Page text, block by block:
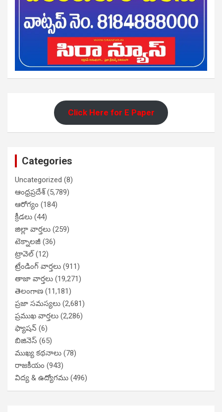
Click Here for E Paper
Categories
Uncategorized (8)
ఆంధ్రప్రదేశ్(5,789)
ఆరోగ్యం (184)
క్రీడలు (44)
జిల్లా వార్తలు (259)
టెక్నాలజీ (36)
ట్రావెల్(12)
ట్రేండింగ్ వార్తలు (911)
తాజా వార్తలు (19,271)
తెలంగాణ (11,181)
ప్రజా సమస్యలు (2,681)
ప్రముఖ వార్తలు (2,286)
ఫ్యాషన్ (6)
బిజినెస్ (65)
ముఖ్య కథనాలు (78)
రాజకీయం (943)
విద్య & ఉద్యోగము (496)